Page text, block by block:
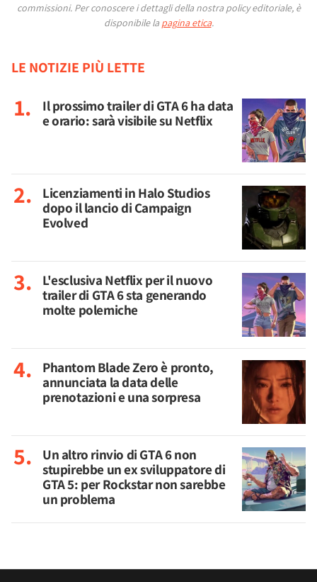
commissioni. Per conoscere i dettagli della nostra policy editoriale, è
disponibile la pagina etica.
LE NOTIZIE PIÙ LETTE
Il prossimo trailer di GTA 6 ha data
e orario: sarà visibile su Netflix
Licenziamenti in Halo Studios
dopo il lancio di Campaign
Evolved
L'esclusiva Netflix per il nuovo
trailer di GTA 6 sta generando
molte polemiche
Phantom Blade Zero è pronto,
annunciata la data delle
prenotazioni e una sorpresa
Un altro rinvio di GTA 6 non
stupirebbe un ex sviluppatore di
GTA 5: per Rockstar non sarebbe
un problema